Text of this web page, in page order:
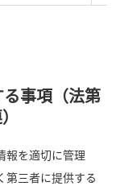
事項（法第
報を適切に管理
第三者に提供する